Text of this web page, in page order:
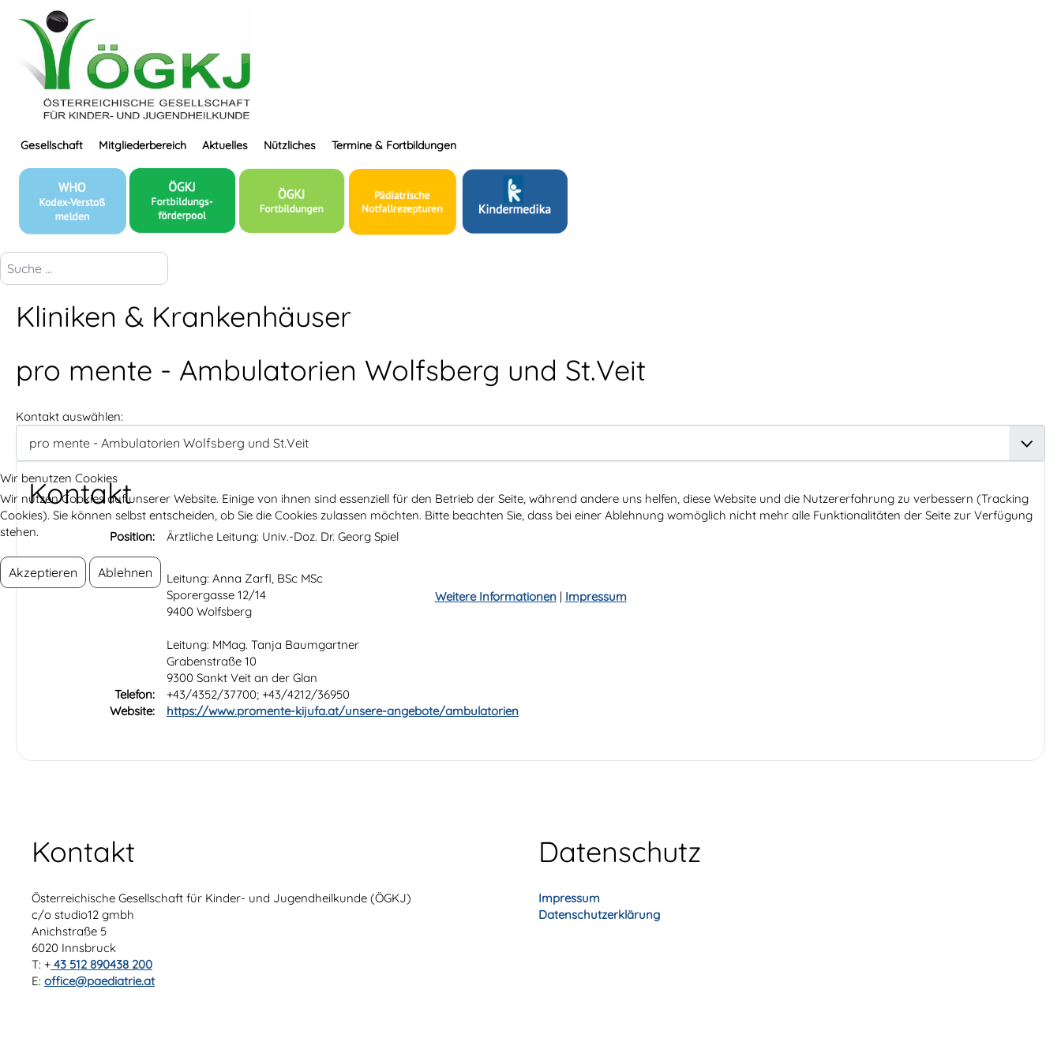
Gesellschaft Mitgliederbereich Aktuelles Nützliches Termine & Fortbildungen
suchen...
Kliniken & Krankenhäuser
pro mente - Ambulatorien Wolfsberg und St.Veit
Kontakt auswählen:
Kontakt
Position: Ärztliche Leitung: Univ.-Doz. Dr. Georg Spiel
Adresse:
Leitung: Anna Zarfl, BSc MSc
Sporergasse 12/14
9400 Wolfsberg
Leitung: MMag. Tanja Baumgartner
Grabenstraße 10
9300 Sankt Veit an der Glan
Telefon:
+43/4352/37700; +43/4212/36950
Website:
https://www.promente-kijufa.at/unsere-angebote/ambulatorien
Kontakt
Österreichische Gesellschaft für Kinder- und Jugendheilkunde (ÖGKJ)
c/o studio12 gmbh
Anichstraße 5
6020 Innsbruck
T: + 43 512 890438 200
E: office@paediatrie.at
Datenschutz
Impressum
Datenschutzerklärung
Wir benutzen Cookies
Wir nutzen Cookies auf unserer Website. Einige von ihnen sind essenziell für den Betrieb der Seite, während andere uns helfen, diese Website und die Nutzererfahrung zu verbessern (Tracking
Cookies). Sie können selbst entscheiden, ob Sie die Cookies zulassen möchten. Bitte beachten Sie, dass bei einer Ablehnung womöglich nicht mehr alle Funktionalitäten der Seite zur Verfügung
stehen.
Akzeptieren Ablehnen
Weitere Informationen| Impressum